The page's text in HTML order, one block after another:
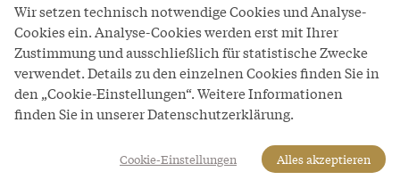
Habsburger Herrscher
Wir setzen technisch notwendige Cookies und Analyse-
Cookies ein. Analyse-Cookies werden erst mit Ihrer
Zustimmung und ausschließlich für statistische Zwecke
verwendet. Details zu den einzelnen Cookies finden Sie in
den „Cookie-Einstellungen“. Weitere Informationen
finden Sie in unserer Datenschutzerklärung.
Cookie-Einstellungen Alles akzeptieren